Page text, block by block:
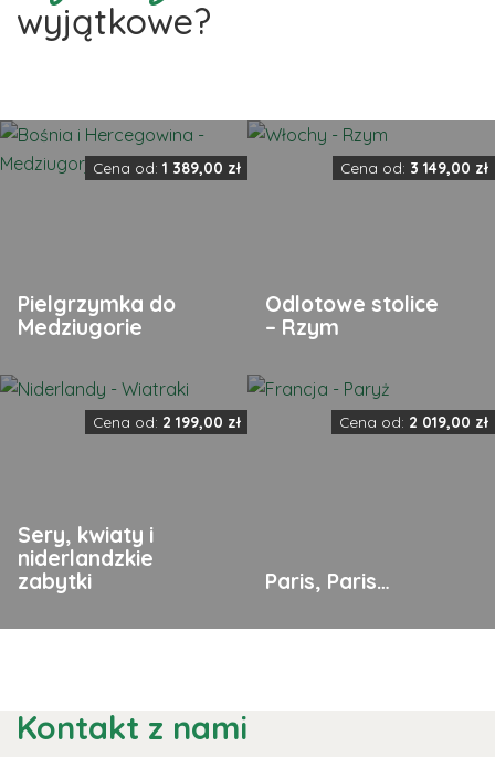
wyjątkowe?
Pielgrzymka do
Medziugorie
Cena od: 1 389,00 zł
Odlotowe stolice
– Rzym
Cena od: 3 149,00 zł
Sery, kwiaty i
niderlandzkie
zabytki
Cena od: 2 199,00 zł
Paris, Paris…
Cena od: 2 019,00 zł
Kontakt z nami